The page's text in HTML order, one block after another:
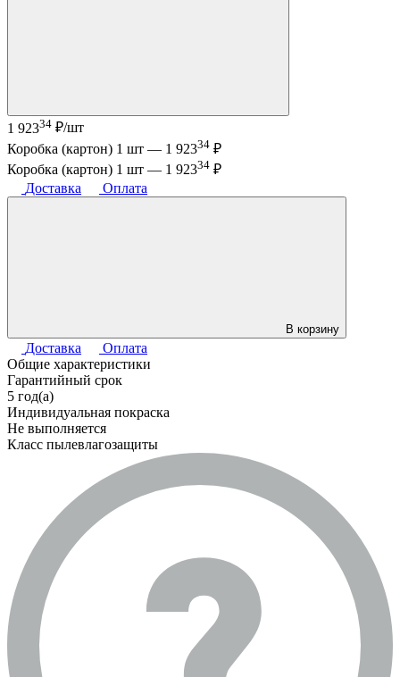
1 92334 ₽/шт
Коробка (картон) 1 шт — 1 92334 ₽
Коробка (картон) 1 шт — 1 92334 ₽
Доставка
Оплата
В корзину
Доставка
Оплата
Общие характеристики
Гарантийный срок
5 год(а)
Индивидуальная покраска
Не выполняется
Класс пылевлагозащиты